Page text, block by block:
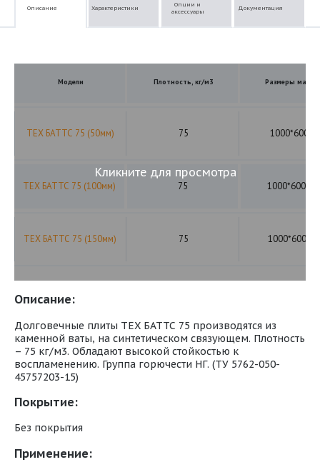
Описание Характеристики
Опции и
аксессуары
Документация
Модели Плотность, кг/м3 Размеры мата,
ТЕХ БАТТС 75 (50мм) 75
ТЕХ БАТТС 75 (100мм) 75
ТЕХ БАТТС 75 (150мм) 75
Кликните для просмотра
Описание:
Долговечные плиты ТЕХ БАТТС 75 производятся из
каменной ваты, на синтетическом связующем. Плотность
– 75 кг/м3. Обладают высокой стойкостью к
воспламенению. Группа горючести НГ. (ТУ 5762-050-
45757203-15)
Покрытие:
Без покрытия
Применение: